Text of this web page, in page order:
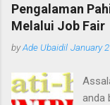
Pengalaman
Melalui Job Fair
byAde Ubaidil January
anda